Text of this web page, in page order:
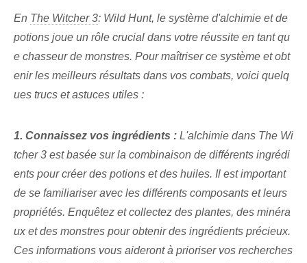
En The Witcher 3: Wild Hunt, le système d'alchimie et de
potions joue un rôle crucial dans votre réussite en tant qu
e chasseur de monstres. Pour maîtriser ce système et obt
enir les meilleurs résultats dans vos combats, voici quelq
ues trucs et astuces utiles :
1. Connaissez vos ingrédients : L'alchimie dans The Wi
tcher 3 est basée sur la combinaison de différents ingrédi
ents pour créer des potions et des huiles. Il est important
de se familiariser avec les différents composants et leurs
propriétés. Enquêtez et collectez des plantes, des minéra
ux et des monstres pour obtenir des ingrédients précieux.
Ces informations vous aideront à prioriser vos recherches